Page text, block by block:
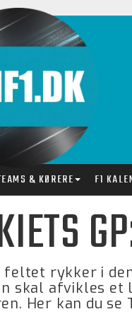
& KØRERE F1
feltet rykker i
skal afvikles et
Her kan du se